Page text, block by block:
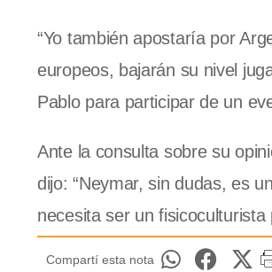
“Yo también apostaría por
europeos, bajarán su nivel
Pablo para participar de un
Ante la consulta sobre su
dijo: “Neymar, sin dudas, es
necesita ser un
Compartí esta nota